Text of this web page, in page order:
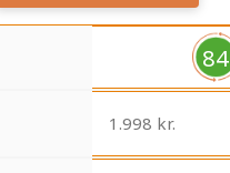
84
1.998 kr.